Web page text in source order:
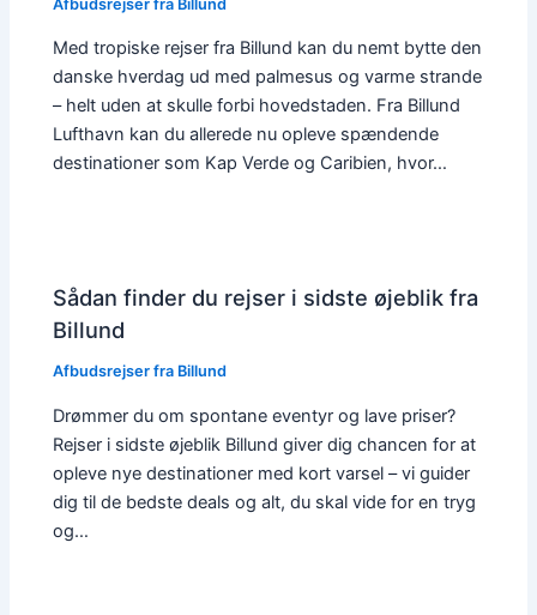
Afbudsrejser fra Billund
Med tropiske rejser fra Billund kan du nemt bytte den
danske hverdag ud med palmesus og varme strande
– helt uden at skulle forbi hovedstaden. Fra Billund
Lufthavn kan du allerede nu opleve spændende
destinationer som Kap Verde og Caribien, hvor…
Sådan finder du rejser i sidste øjeblik fra
Billund
Afbudsrejser fra Billund
Drømmer du om spontane eventyr og lave priser?
Rejser i sidste øjeblik Billund giver dig chancen for at
opleve nye destinationer med kort varsel – vi guider
dig til de bedste deals og alt, du skal vide for en tryg
og…